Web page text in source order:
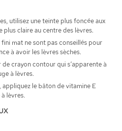
utilisez une teinte plus foncée aux
claire au centre des lèvres.
mat ne sont pas conseillés pour
à avoir les lèvres sèches.
de crayon contour qui s’apparente à
à lèvres.
appliquez le bâton de vitamine E
lèvres.